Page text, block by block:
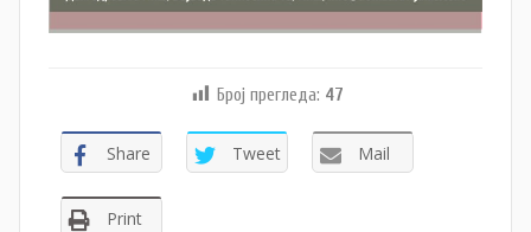
Број прегледа: 47
Share Tweet Mail
Print